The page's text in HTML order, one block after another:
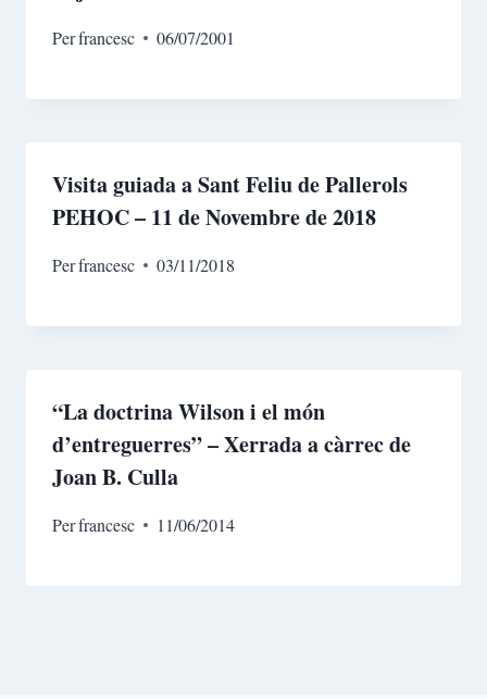
Perfrancesc 06/07/2001
Visita guiada a Sant Feliu de Pallerols
PEHOC – 11 de Novembre de 2018
Perfrancesc 03/11/2018
“La doctrina Wilson i el món
d’entreguerres” – Xerrada a càrrec de
Joan B. Culla
Perfrancesc 11/06/2014